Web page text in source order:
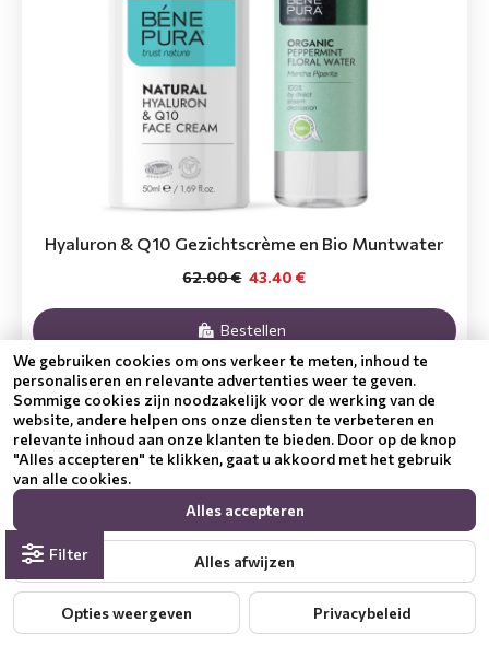
Filter
Hyaluron & Q10 Gezichtscrème en Bio Muntwater
43.40 €
62.00 €
Bestellen
-30 %
We gebruiken cookies om ons verkeer te meten, inhoud te
personaliseren en relevante advertenties weer te geven.
Sommige cookies zijn noodzakelijk voor de werking van de
website, andere helpen ons onze diensten te verbeteren en
relevante inhoud aan onze klanten te bieden. Door op de knop
"Alles accepteren" te klikken, gaat u akkoord met het gebruik
van alle cookies.
Alles accepteren
Alles afwijzen
Opties weergeven Privacybeleid